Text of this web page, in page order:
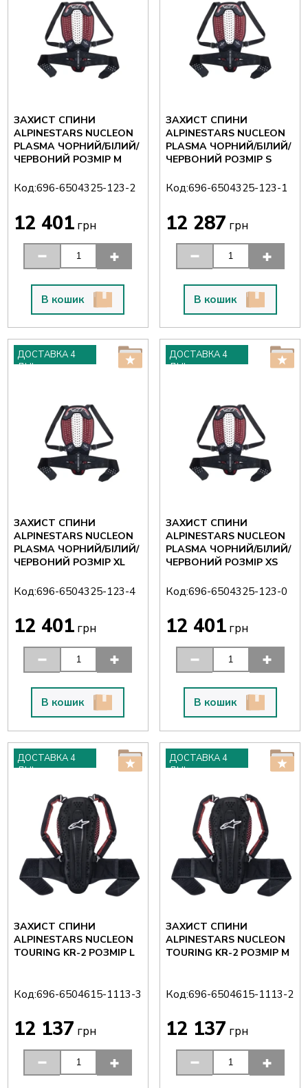
ЗАХИСТ СПИНИ
ALPINESTARS NUCLEON
PLASMA ЧОРНИЙ/БІЛИЙ/
ЧЕРВОНИЙ РОЗМІР M
Код:696-6504325-123-2
12 401грн
В кошик
ЗАХИСТ СПИНИ
ALPINESTARS NUCLEON
PLASMA ЧОРНИЙ/БІЛИЙ/
ЧЕРВОНИЙ РОЗМІР S
Код:696-6504325-123-1
12 287 грн
В кошик
ДОСТАВКА 4
ДНІ
ЗАХИСТ СПИНИ
ALPINESTARS NUCLEON
PLASMA ЧОРНИЙ/БІЛИЙ/
ЧЕРВОНИЙ РОЗМІР XL
Код:696-6504325-123-4
12 401грн
В кошик
ДОСТАВКА 4
ДНІ
ЗАХИСТ СПИНИ
ALPINESTARS NUCLEON
PLASMA ЧОРНИЙ/БІЛИЙ/
ЧЕРВОНИЙ РОЗМІР XS
Код:696-6504325-123-0
12 401 грн
В кошик
ДОСТАВКА 4
ДНІ
ЗАХИСТ СПИНИ
ALPINESTARS NUCLEON
TOURING KR-2 РОЗМІР L
Код:696-6504615-1113-3
12 137 грн
ДОСТАВКА 4
ДНІ
ЗАХИСТ СПИНИ
ALPINESTARS NUCLEON
TOURING KR-2 РОЗМІР M
Код:696-6504615-1113-2
12 137 грн